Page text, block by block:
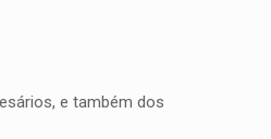
e também dos